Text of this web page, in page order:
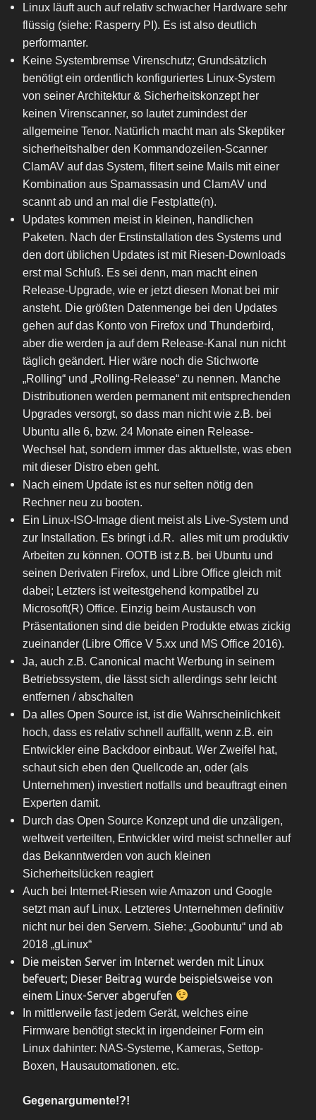
Linux läuft auch auf relativ schwacher Hardware sehr
flüssig (siehe: Rasperry PI). Es ist also deutlich
performanter.
Keine Systembremse Virenschutz; Grundsätzlich
benötigt ein ordentlich konfiguriertes Linux-System
von seiner Architektur & Sicherheitskonzept her
keinen Virenscanner, so lautet zumindest der
allgemeine Tenor. Natürlich macht man als Skeptiker
sicherheitshalber den Kommandozeilen-Scanner
ClamAV auf das System, filtert seine Mails mit einer
Kombination aus Spamassasin und ClamAV und
scannt ab und an mal die Festplatte(n).
Updates kommen meist in kleinen, handlichen
Paketen. Nach der Erstinstallation des Systems und
den dort üblichen Updates ist mit Riesen-Downloads
erst mal Schluß. Es sei denn, man macht einen
Release-Upgrade, wie er jetzt diesen Monat bei mir
ansteht. Die größten Datenmenge bei den Updates
gehen auf das Konto von Firefox und Thunderbird,
aber die werden ja auf dem Release-Kanal nun nicht
täglich geändert. Hier wäre noch die Stichworte
„Rolling“ und „Rolling-Release“ zu nennen. Manche
Distributionen werden permanent mit entsprechenden
Upgrades versorgt, so dass man nicht wie z.B. bei
Ubuntu alle 6, bzw. 24 Monate einen Release-
Wechsel hat, sondern immer das aktuellste, was eben
mit dieser Distro eben geht.
Nach einem Update ist es nur selten nötig den
Rechner neu zu booten.
Ein Linux-ISO-Image dient meist als Live-System und
zur Installation. Es bringt i.d.R. alles mit um produktiv
Arbeiten zu können. OOTB ist z.B. bei Ubuntu und
seinen Derivaten Firefox, und Libre Office gleich mit
dabei; Letzters ist weitestgehend kompatibel zu
Microsoft(R) Office. Einzig beim Austausch von
Präsentationen sind die beiden Produkte etwas zickig
zueinander (Libre Office V 5.xx und MS Office 2016).
Ja, auch z.B. Canonical macht Werbung in seinem
Betriebssystem, die lässt sich allerdings sehr leicht
entfernen / abschalten
Da alles Open Source ist, ist die Wahrscheinlichkeit
hoch, dass es relativ schnell auffällt, wenn z.B. ein
Entwickler eine Backdoor einbaut. Wer Zweifel hat,
schaut sich eben den Quellcode an, oder (als
Unternehmen) investiert notfalls und beauftragt einen
Experten damit.
Durch das Open Source Konzept und die unzäligen,
weltweit verteilten, Entwickler wird meist schneller auf
das Bekanntwerden von auch kleinen
Sicherheitslücken reagiert
Auch bei Internet-Riesen wie Amazon und Google
setzt man auf Linux. Letzteres Unternehmen definitiv
nicht nur bei den Servern. Siehe: „Goobuntu“ und ab
2018 „gLinux“
Die meisten Server im Internet werden mit Linux
befeuert; Dieser Beitrag wurde beispielsweise von
einem Linux-Server abgerufen
In mittlerweile fast jedem Gerät, welches eine
Firmware benötigt steckt in irgendeiner Form ein
Linux dahinter: NAS-Systeme, Kameras, Settop-
Boxen, Hausautomationen. etc.
Gegenargumente!?!